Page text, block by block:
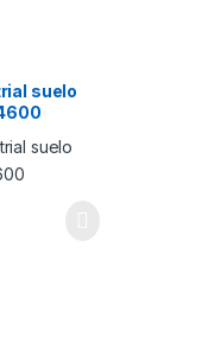
suelo